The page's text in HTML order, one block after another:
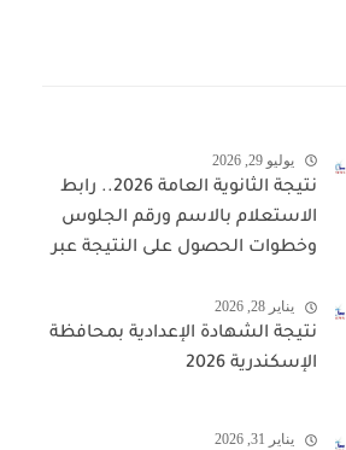
يوليو 29, 2026
نتيجة الثانوية العامة 2026.. رابط
الاستعلام بالاسم ورقم الجلوس
وخطوات الحصول على النتيجة عبر
يناير 28, 2026
نتيجة الشهادة الإعدادية بمحافظة
الإسكندرية 2026
يناير 31, 2026